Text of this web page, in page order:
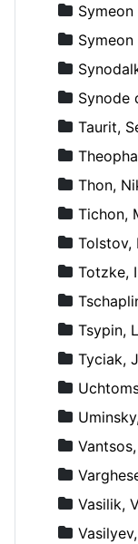
Synode
Taurit,
Thon,
Tichon,
Tolstov,
Totzke,
Tsypin,
Tyciak,
Vasilik,